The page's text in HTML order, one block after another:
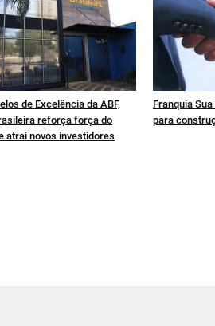
de Excelência da ABF,
reforça força do
atrai novos investidores
Franquia
para